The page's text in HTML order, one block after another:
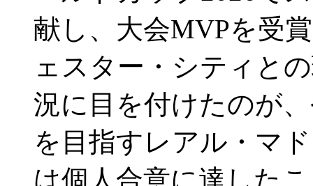
献し、大会MVPを受
ェスター・シティと
況に目を付けたのが
を目指すレアル・マ
は個人合意に達した